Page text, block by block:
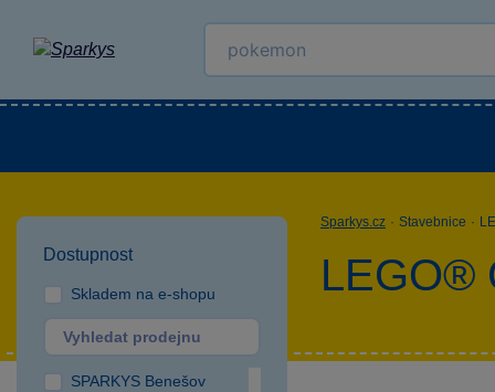
Dostupnost
Skladem na e-shopu
SPARKYS Benešov
Sparkys.cz · Stavebnice ·
LEGO®